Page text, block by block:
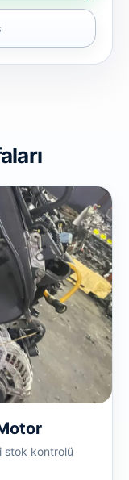
stok kontrolü